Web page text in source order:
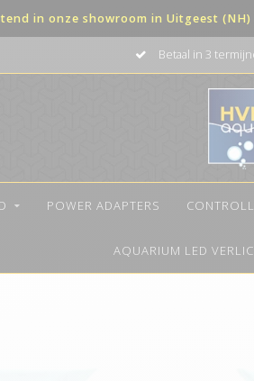
in onze showroom in Uitgeest
Betaal in 3
POWER ADAPTERS
AQUARIUM LED